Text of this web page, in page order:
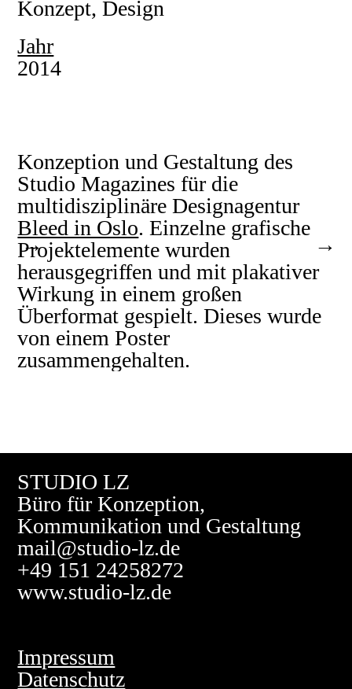
Konzept, Design
Jahr
2014
Konzeption und Gestaltung des
Studio Magazines für die
multidisziplinäre Designagentur
Bleed in Oslo. Einzelne grafische
Projektelemente wurden
herausgegriffen und mit plakativer
Wirkung in einem großen
Überformat gespielt. Dieses wurde
von einem Poster
zusammengehalten.
STUDIO LZ
Büro fürKonzeption,
Kommunikation und Gestaltung
mail@studio-lz.de
+49 151 24258272
www.studio-lz.de
Impressum
Datenschutz